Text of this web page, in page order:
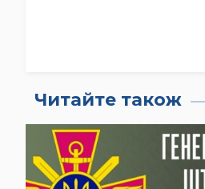
Читайте також